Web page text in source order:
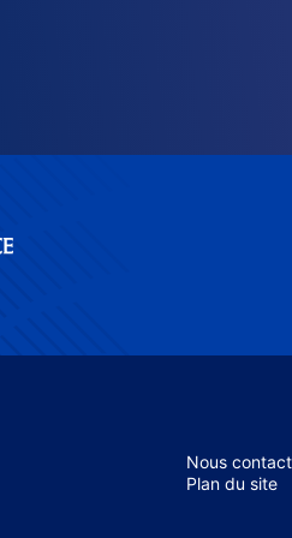
Nous
Plan du site